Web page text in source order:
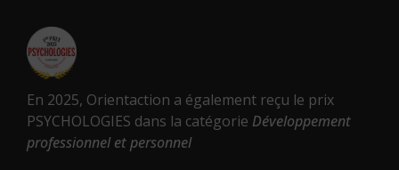
En 2025, Orientaction a également reçu le prix
PSYCHOLOGIES dans la catégorie Développement
professionnel et personnel